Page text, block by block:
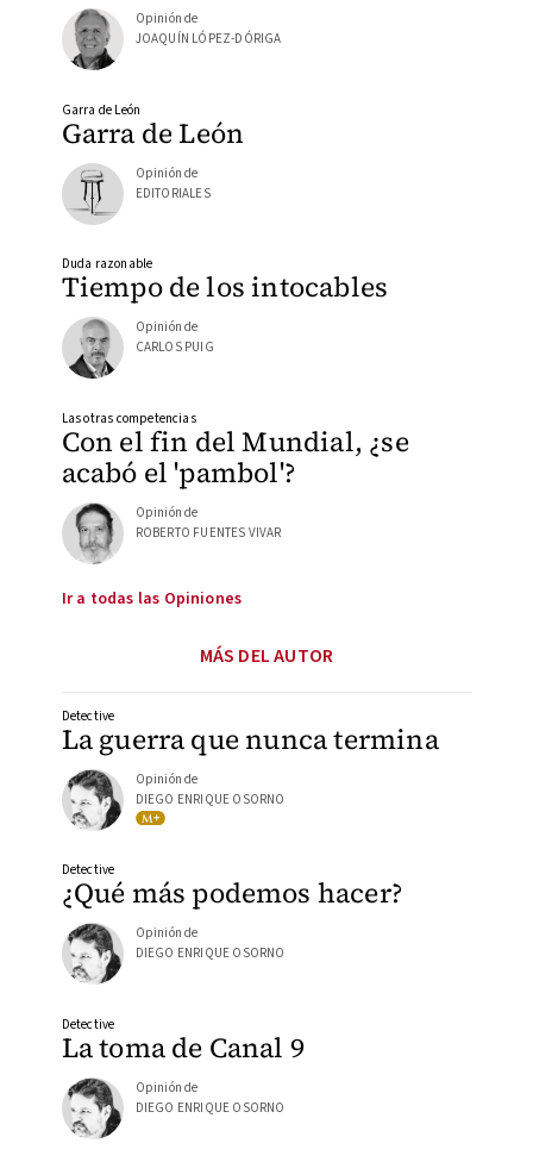
Opinión de
JOAQUÍN LÓPEZ-DÓRIGA
Garra de León
Garra de León
Opinión de
EDITORIALES
Tiempo de los intocables
Duda razonable
Opinión de
CARLOS PUIG
Con el fin del Mundial, ¿se
acabó el 'pambol'?
Las otras competencias
Opinión de
ROBERTO FUENTES VIVAR
Ir a todas las Opiniones
MÁS DEL AUTOR
La guerra que nunca termina
Detective
Opinión de
DIEGO ENRIQUE OSORNO
¿Qué más podemos hacer?
Detective
Opinión de
DIEGO ENRIQUE OSORNO
La toma de Canal 9
Detective
Opinión de
DIEGO ENRIQUE OSORNO